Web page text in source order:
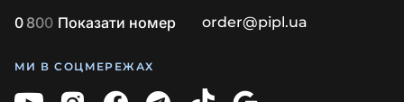
0 800 Показати номер order@pipl.ua
МИ В СОЦМЕРЕЖАХ